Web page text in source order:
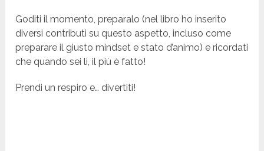
Goditi il momento, preparalo (nel libro ho inserito
diversi contributi su questo aspetto, incluso come
preparare il giusto mindset e stato d’animo) e ricordati
che quando sei lì, il più è fatto!
Prendi un respiro e… divertiti!